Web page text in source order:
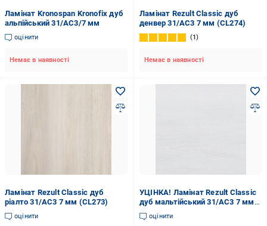
Ламінат Kronospan Kronofix дуб
альпійський 31/AC3/7 мм
оцінити
Немає в наявності
Ламінат Rezult Classic дуб
денвер 31/AC3 7 мм (CL274)
1
Немає в наявності
Ламінат Rezult Classic дуб
ріалто 31/AC3 7 мм (CL273)
оцінити
УЦІНКА! Ламінат Rezult Classic
дуб мальтійський 31/AC3 7 мм
(CL292) (УЦ №170)
оцінити